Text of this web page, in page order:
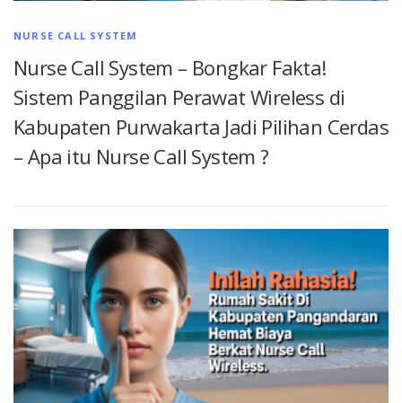
NURSE CALL SYSTEM
Nurse Call System – Bongkar Fakta!
Sistem Panggilan Perawat Wireless di
Kabupaten Purwakarta Jadi Pilihan Cerdas
– Apa itu Nurse Call System ?